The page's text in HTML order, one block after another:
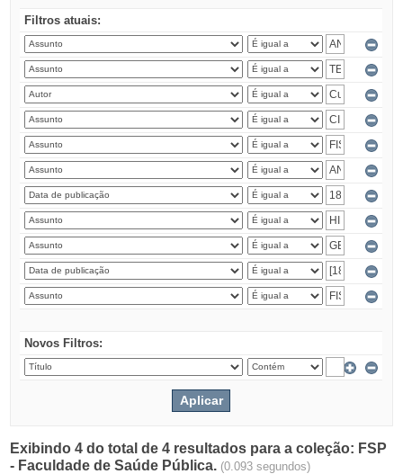
Filtros atuais:
Novos Filtros:
Exibindo 4 do total de 4 resultados para a coleção: FSP
- Faculdade de Saúde Pública. (0.093 segundos)